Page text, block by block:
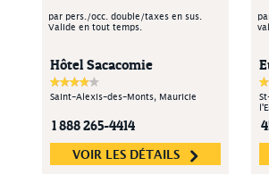
par pers./occ. double/taxes en sus.
Valide en tout temps.
Hôtel Sacacomie
Saint-Alexis-des-Monts, Mauricie
1 888 265-4414
VOIR LES DÉTAILS